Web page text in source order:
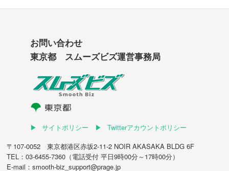
お問い合わせ
東京都 スムーズビズ運営事務局
サイトポリシー
Twitterアカウントポリシー
〒107-0052 東京都港区赤坂2-11-2 NOIR AKASAKA BLDG 6F
TEL：03-6455-7360（電話受付 平日9時00分～17時00分）
E-mail：smooth-biz_support@prage.jp